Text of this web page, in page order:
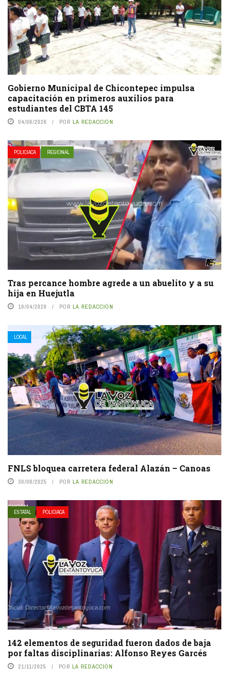
Gobierno Municipal de Chicontepec impulsa
capacitación en primeros auxilios para
estudiantes del CBTA 145
04/06/2026 POR LA REDACCIÓN
POLICIACA REGIONAL
Tras percance hombre agrede a un abuelito y a su
hija en Huejutla
19/04/2026 POR LA REDACCIÓN
LOCAL
FNLS bloquea carretera federal Alazán – Canoas
30/08/2025 POR LA REDACCIÓN
ESTATAL POLICIACA
142 elementos de seguridad fueron dados de baja
por faltas disciplinarias: Alfonso Reyes Garcés
21/11/2025 POR LA REDACCIÓN